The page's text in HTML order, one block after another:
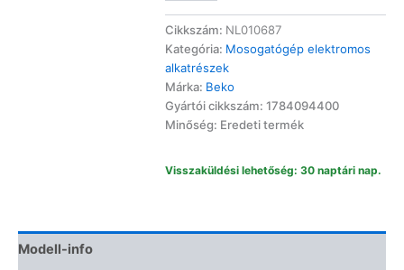
1784094400
mennyiség
Cikkszám: NL010687
Kategória: Mosogatógép elektromos
alkatrészek
Márka: Beko
Gyártói cikkszám: 1784094400
Minőség: Eredeti termék
Visszaküldési lehetőség: 30 naptári nap.
Modell-info